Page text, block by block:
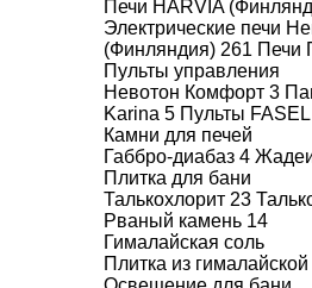
Печи HARVIA
Электрические печи
(Финляндия) 261 Печи
Пульты управления
Невотон Комфорт 3
Karina 5 Пульты FASEL
Камни для печей
Габбро-диабаз 4
Плитка для бани
Талькохлорит 23
Рваный камень 14
Гималайская соль
Плитка из